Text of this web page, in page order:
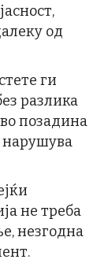
од
ги
разлика
позадина
нарушува
не треба
незгодна